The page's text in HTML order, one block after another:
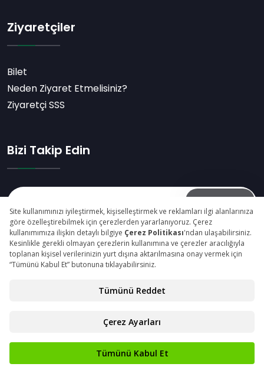
Ziyaretçiler
Bilet
Neden Ziyaret Etmelisiniz?
Ziyaretçi SSS
Bizi Takip Edin
Kişisel Verilerin Korunması